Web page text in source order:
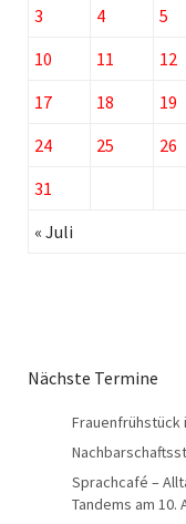
3
4 5
10
11 12
17
18 19
24
25 26
31
« Juli
Nächste Termine
Frauenfrühstück
Sprachcafé –
Tandems am 10.